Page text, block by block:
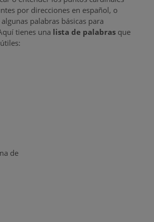
por direcciones en español, o
palabras básicas para
tienes una lista de palabrasque
de